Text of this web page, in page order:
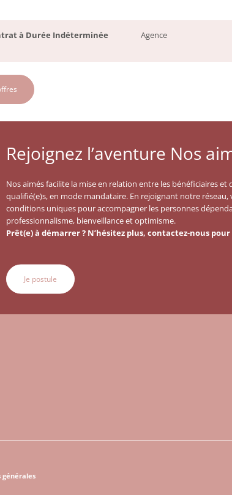
à Durée Indéterminée Agence
Rejoignez l’aventure Nos
Nos aimés facilite la mise en relation entre les bénéficiaires et
qualifié(e)s, en mode mandataire. En rejoignant notre réseau,
conditions uniques pour accompagner les personnes
professionnalisme, bienveillance et optimisme.
Prêt(e) à démarrer ? N’hésitez plus, contactez-nous
Je postule
générales